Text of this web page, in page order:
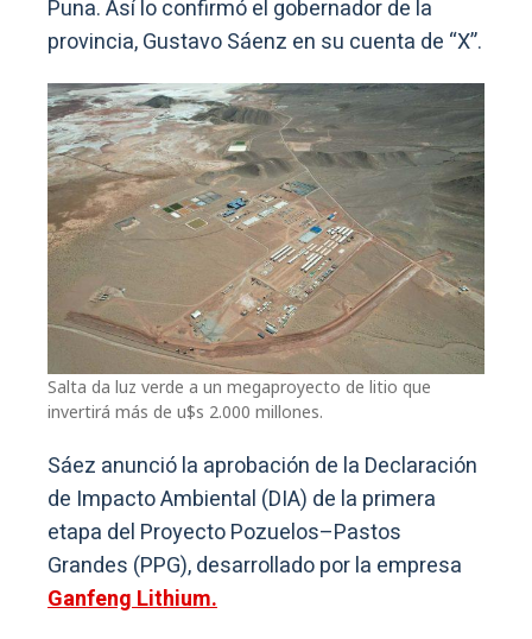
Puna. Así lo confirmó el gobernador de la
provincia, Gustavo Sáenz en su cuenta de “X”.
Salta da luz verde a un megaproyecto de litio que
invertirá más de u$s 2.000 millones.
Sáez anunció la aprobación de la Declaración
de Impacto Ambiental (DIA) de la primera
etapa del Proyecto Pozuelos–Pastos
Grandes (PPG), desarrollado por la empresa
Ganfeng Lithium.